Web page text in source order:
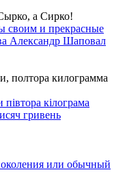
а Сирко!
своим и прекрасные
Александр Шаповал
полтора килограмма
кілограма
гривень
или обычный